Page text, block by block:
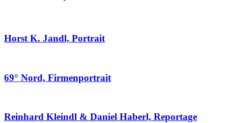
Horst K. Jandl, Portrait
69° Nord, Firmenportrait
Reinhard Kleindl & Daniel Haberl, Reportage